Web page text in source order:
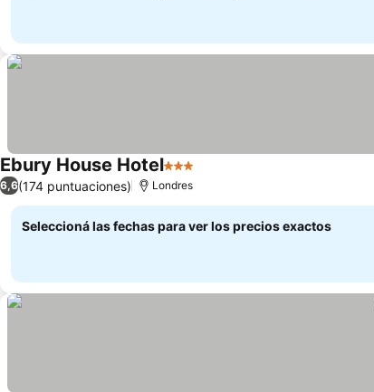
Ebury House Hotel3 Estrellas
6,6(174 puntuaciones) Londres
Seleccioná las fechas para ver los precios exactos